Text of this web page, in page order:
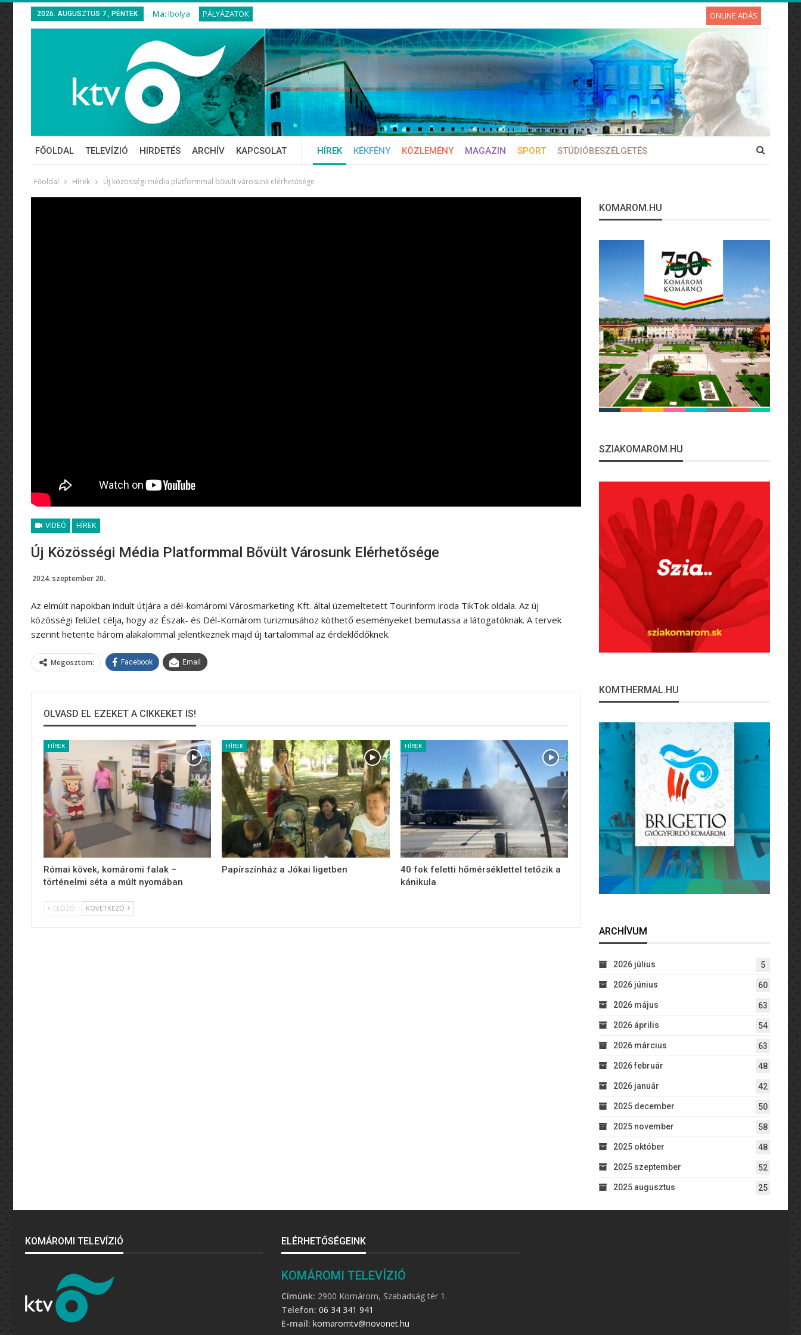
2026. AUGUSZTUS 7., PÉNTEK Ma:Ibolya PÁLYÁZATOK ONLINE ADÁS
FŐOLDAL TELEVÍZIÓ HIRDETÉS ARCHÍV KAPCSOLAT HÍREK KÉKFÉNY KÖZLEMÉNY MAGAZIN SPORT STÚDIÓBESZÉLGETÉS
Főoldal Hírek Új közösségi média platformmal bővült városunk elérhetősége
VIDEÓ HÍREK
Új Közösségi Média Platformmal Bővült Városunk Elérhetősége
2024. szeptember 20.
Az elmúlt napokban indult útjára a dél-komáromi Városmarketing Kft. által üzemeltetett Tourinform iroda TikTok oldala. Az új
közösségi felület célja, hogy az Észak- és Dél-Komárom turizmusához köthető eseményeket bemutassa a látogatóknak. A tervek
szerint hetente három alakalommal jelentkeznek majd új tartalommal az érdeklődőknek.
Megosztom: Facebook Email
OLVASD EL EZEKET A CIKKEKET IS!
HÍREK
Római kövek, komáromi falak –
történelmi séta a múlt nyomában
HÍREK
Papírszínház a Jókai ligetben
HÍREK
40 fok feletti hőmérséklettel tetőzik a
kánikula
ELŐZŐ KÖVETKEZŐ
KOMAROM.HU
SZIAKOMAROM.HU
KOMTHERMAL.HU
ARCHÍVUM
2026 július 5
2026 június 60
2026 május 63
2026 április 54
2026 március 63
2026 február 48
2026 január 42
2025 december 50
2025 november 58
2025 október 48
2025 szeptember 52
2025 augusztus 25
KOMÁROMI TELEVÍZIÓ ELÉRHETŐSÉGEINK
KOMÁROMI TELEVÍZIÓ
Címünk: 2900 Komárom, Szabadság tér 1.
Telefon: 06 34 341 941
E-mail: komaromtv@novonet.hu